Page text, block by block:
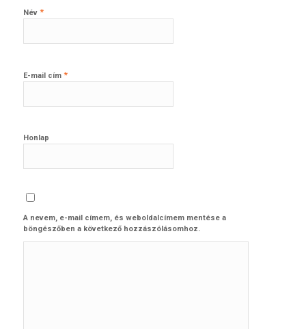
Név *
E-mail cím *
Honlap
A nevem, e-mail címem, és weboldalcímem mentése a
böngészőben a következő hozzászólásomhoz.